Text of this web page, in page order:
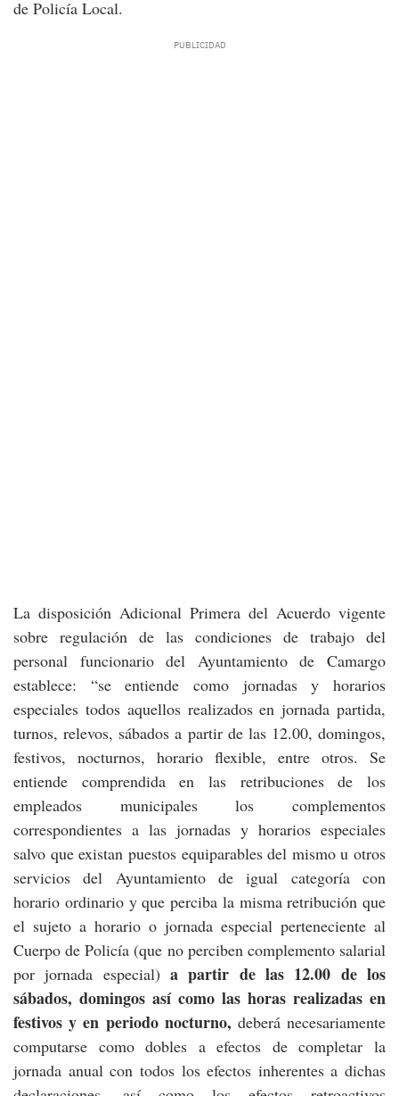
de Policía Local.
La disposición Adicional Primera del Acuerdo vigente
sobre regulación de las condiciones de trabajo del
personal funcionario del Ayuntamiento de Camargo
establece: “se entiende como jornadas y horarios
especiales todos aquellos realizados en jornada partida,
turnos, relevos, sábados a partir de las 12.00, domingos,
festivos, nocturnos, horario flexible, entre otros. Se
entiende comprendida en las retribuciones de los
empleados municipales los complementos
correspondientes a las jornadas y horarios especiales
salvo que existan puestos equiparables del mismo u otros
servicios del Ayuntamiento de igual categoría con
horario ordinario y que perciba la misma retribución que
el sujeto a horario o jornada especial perteneciente al
Cuerpo de Policía (que no perciben complemento salarial
por jornada especial) a partir de las 12.00 de los
sábados, domingos así como las horas realizadas en
festivos y en periodo nocturno, deberá necesariamente
computarse como dobles a efectos de completar la
jornada anual con todos los efectos inherentes a dichas